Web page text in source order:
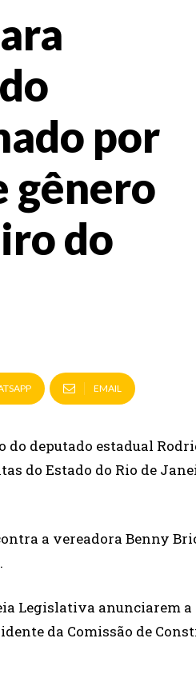
por
gênero
do
EMAIL
do deputado estadual
do Estado do Rio de
a vereadora Benny
Legislativa anunciarem
da Comissão de